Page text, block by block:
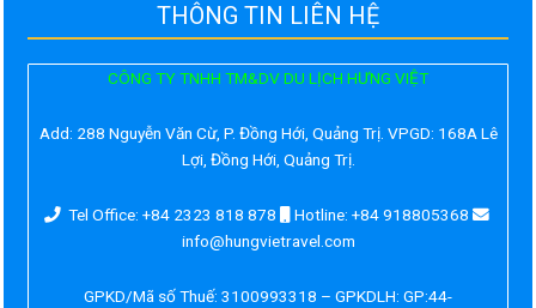
THÔNG TIN LIÊN HỆ
CÔNG TY TNHH TM&DV DU LỊCH HƯNG VIỆT
Add: 288 Nguyễn Văn Cừ, P. Đồng Hới, Quảng Trị. VPGD: 168A Lê
Lợi, Đồng Hới, Quảng Trị.
Tel Office: +84 2323 818 878
Hotline: +84 918805368
info@hungvietravel.com
GPKD/Mã số Thuế: 3100993318 – GPKDLH: GP:44-